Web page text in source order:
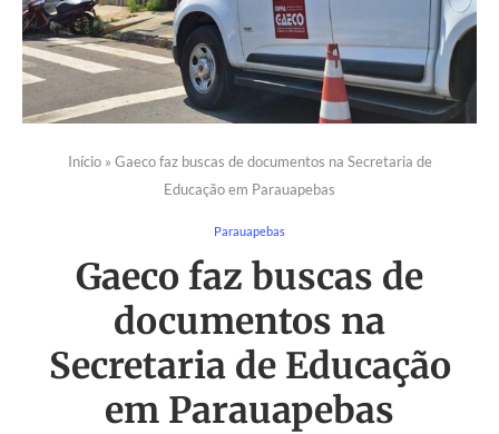
Início» Gaeco faz buscas de documentos na Secretaria de
Educação em Parauapebas
Parauapebas
Gaeco faz buscas de
documentos na
Secretaria de Educação
em Parauapebas